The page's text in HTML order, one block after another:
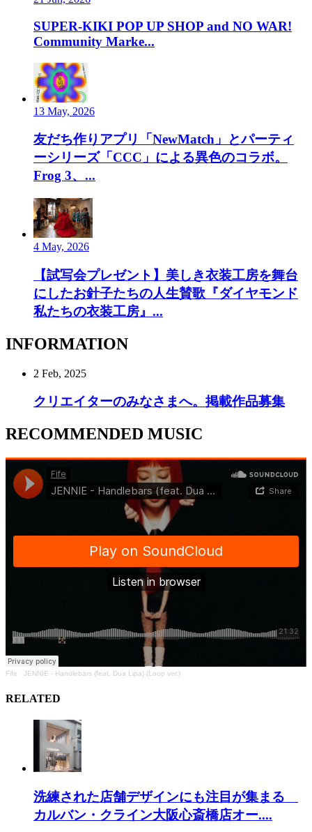
SUPER-KIKI POP UP SHOP and NO WAR!
Community Marke...
13 May, 2026
友だち作りアプリ「NewMatch」とパーティ
ーシリーズ「CCC」による異色のコラボ。
Frog 3、...
4 May, 2026
【試写会プレゼント】美しき衣装工房を舞台
にしたお針子たちの人生賛歌『ダイヤモンド
私たちの衣装工房』...
INFORMATION
2 Feb, 2025
クリエイターのみなさまへ。掲載作品募集
RECOMMENDED MUSIC
Fife · JENNIE - Handlebars (feat. Dua Lipa) (Loop ver.)
RELATED
洗練された店舗デザインにも注目が集まる
カルバン・クライン大阪心斎橋店オー....